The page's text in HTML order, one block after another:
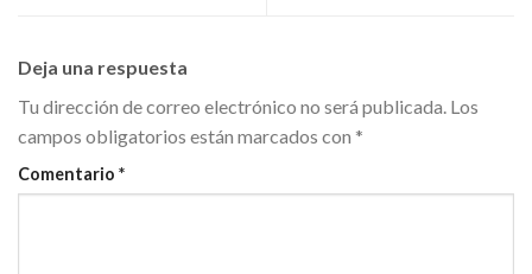
Deja una respuesta
Tu dirección de correo electrónico no será publicada. Los
campos obligatorios están marcados con *
Comentario *